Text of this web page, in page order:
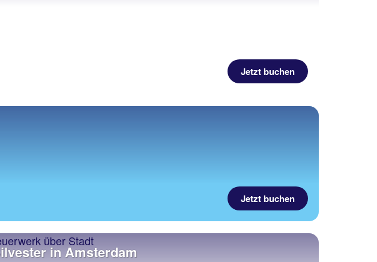
Jetzt buchen
Jetzt buchen
in Amsterdam